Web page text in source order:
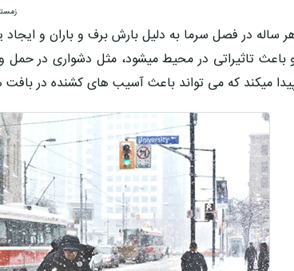
ساله در فصل سرما به دلیل بارش برف و باران و
باعث تاثیراتی در محیط میشود، مثل دشواری در حمل
میکند که می تواند باعث آسیب های کشنده در